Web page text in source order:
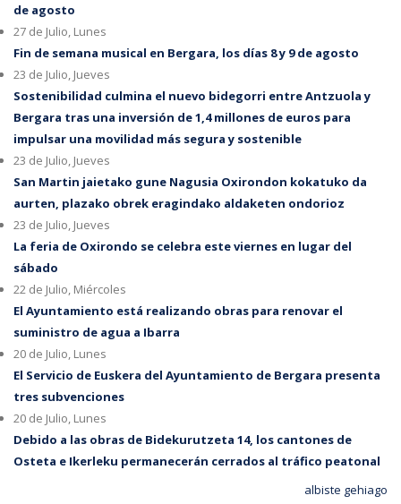
de agosto
27 de Julio, Lunes
Fin de semana musical en Bergara, los días 8 y 9 de agosto
23 de Julio, Jueves
Sostenibilidad culmina el nuevo bidegorri entre Antzuola y
Bergara tras una inversión de 1,4 millones de euros para
impulsar una movilidad más segura y sostenible
23 de Julio, Jueves
San Martin jaietako gune Nagusia Oxirondon kokatuko da
aurten, plazako obrek eragindako aldaketen ondorioz
23 de Julio, Jueves
La feria de Oxirondo se celebra este viernes en lugar del
sábado
22 de Julio, Miércoles
El Ayuntamiento está realizando obras para renovar el
suministro de agua a Ibarra
20 de Julio, Lunes
El Servicio de Euskera del Ayuntamiento de Bergara presenta
tres subvenciones
20 de Julio, Lunes
Debido a las obras de Bidekurutzeta 14, los cantones de
Osteta e Ikerleku permanecerán cerrados al tráfico peatonal
albiste gehiago